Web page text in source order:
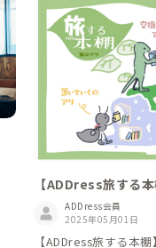
【ADDress旅する
ADDress会員
2025年05月01日
【ADDress旅する本